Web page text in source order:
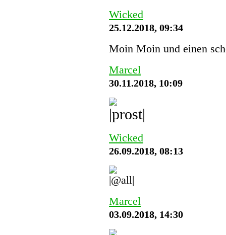
Wicked
25.12.2018, 09:34
Moin Moin und einen
Marcel
30.11.2018, 10:09
Wicked
26.09.2018, 08:13
Marcel
03.09.2018, 14:30